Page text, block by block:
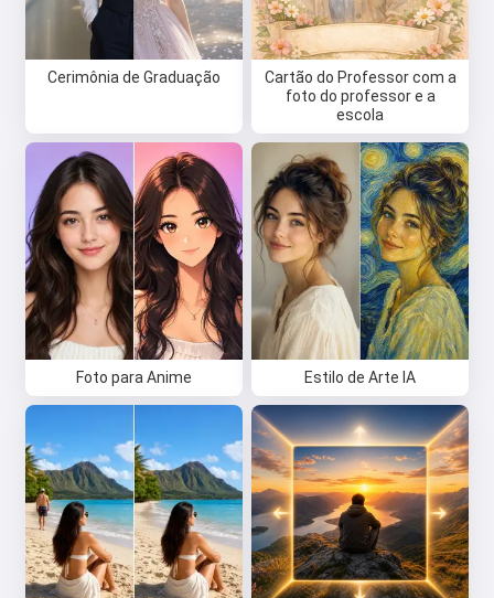
Cerimônia de Graduação
Cartão do Professor com a
foto do professor e a
escola
Foto para Anime Estilo de Arte IA